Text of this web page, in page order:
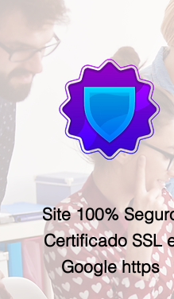
Site 100%
Certificado SSL
Google https